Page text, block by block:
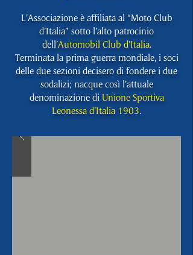
L’Associazione è affiliata al “Moto Club
d’Italia” sotto l’alto patrocinio
dell’Automobil Club d’Italia.
Terminata la prima guerra mondiale, i soci
delle due sezioni decisero di fondere i due
sodalizi; nacque così l’attuale
denominazione di Unione Sportiva
Leonessa d’Italia 1903.